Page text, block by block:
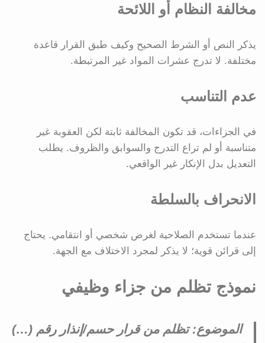
مخالفة النظام أو اللائحة
يذكر النص أو الشرط الصحيح وكيف طبق القرار قاعدة
مختلفة. لا تدرج عشرات المواد غير المرتبطة.
عدم التناسب
في الجزاءات، قد تكون المخالفة ثابتة لكن العقوبة غير
متناسبة أو لم تراع التدرج والسوابق والظروف. يطلب
التعديل بدل الإنكار غير الواقعي.
الانحراف بالسلطة
عندما تستخدم الصلاحية لغرض شخصي أو انتقامي. يحتاج
إلى قرائن قوية؛ لا يذكر لمجرد الاختلاف مع الجهة.
نموذج تظلم من جزاء وظيفي
الموضوع: تظلم من قرار حسم/إنذار رقم (…)